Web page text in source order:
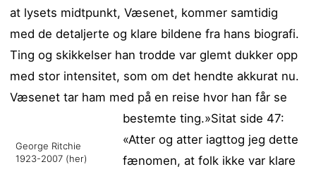
at lysets midtpunkt, Væsenet, kommer samtidig
med de detaljerte og klare bildene fra hans biografi.
Ting og skikkelser han trodde var glemt dukker opp
med stor intensitet, som om det hendte akkurat nu.
Væsenet tar ham med på en reise hvor han får se
bestemte ting.»
George Ritchie
1923-2007 (her)
Sitat side 47:
«Atter og atter iagttog jeg dette
fænomen, at folk ikke var klare